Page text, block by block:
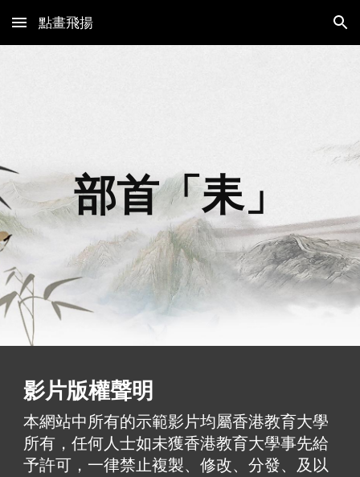
Skip to main content Skip to navigation
點畫飛揚
部首「耒」
影片版權聲明
本網站中所有的示範影片均屬香港教育大學
所有，任何人士如未獲香港教育大學事先給
予許可，一律禁止複製、修改、分發、及以